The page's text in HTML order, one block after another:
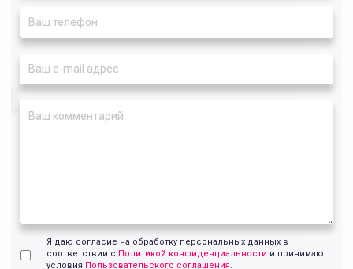
Я даю согласие на обработку персональных данных в
соответствии с Политикой конфиденциальности и принимаю
условия Пользовательского соглашения.